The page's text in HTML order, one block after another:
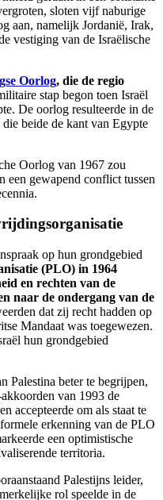
sloten vijf naburige
aan, namelijk Jordanië, Irak,
vestiging van de Israëlische
Oorlog, die de regio
stap begon toen Israël
De oorlog resulteerde in de
beide de kant van Egypte
Oorlog van 1967 zou
een gewapend conflict tussen
op hun grondgebied
(PLO) in 1964
en rechten van de
naar de ondergang van de
dat zij recht hadden op
Mandaat was toegewezen.
hun grondgebied
Palestina beter te begrijpen,
van 1993 de
accepteerde om als staat te
erkenning van de PLO
een optimistische
territoria.
Palestijns leider,
rol speelde in de